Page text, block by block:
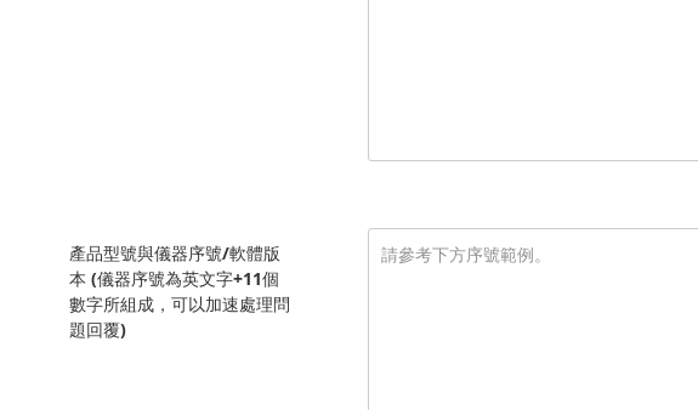
產品型號與儀器序號/軟體版
本 (儀器序號為英文字+11個
數字所組成，可以加速處理問
題回覆)